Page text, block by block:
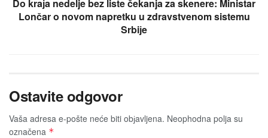
Do kraјa nedelje bez liste čekanja za skenere: Ministar
Lončar o novom napretku u zdravstvenom sistemu
Srbiјe
Ostavite odgovor
Vaša adresa e-pošte neće biti obјavljena. Neophodna polja su
označena *